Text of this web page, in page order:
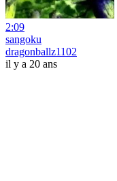
2:09
sangoku
dragonballz1102
il y a 20 ans